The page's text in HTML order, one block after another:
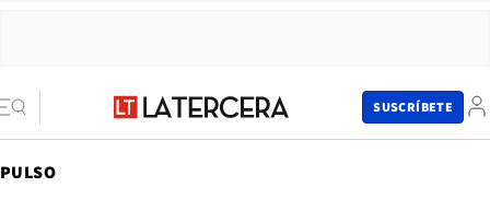
SUSCRÍBETE
PULSO